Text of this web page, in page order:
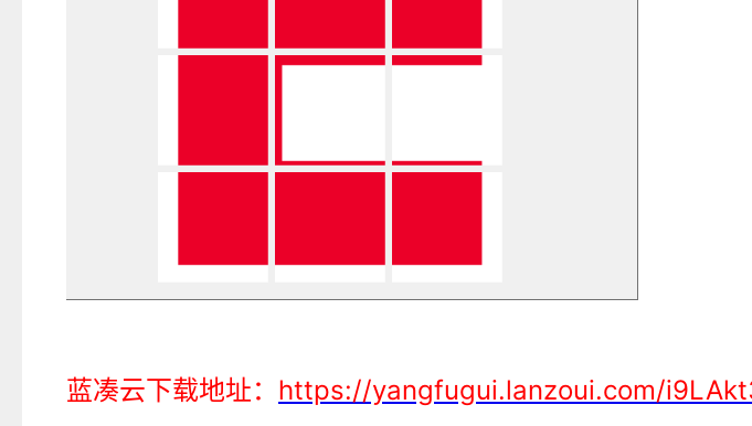
蓝凑云下载地址： https://yangfugui.lanzoui.com/